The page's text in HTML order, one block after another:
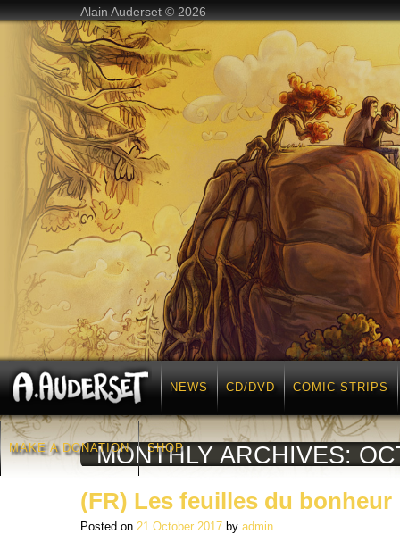
Alain Auderset © 2026
NEWS CD/DVD COMIC STRIPS
MAKE A DONATION SHOP
MONTHLY ARCHIVES:
(FR) Les feuilles du bonheur
Posted on 21 October 2017 by admin